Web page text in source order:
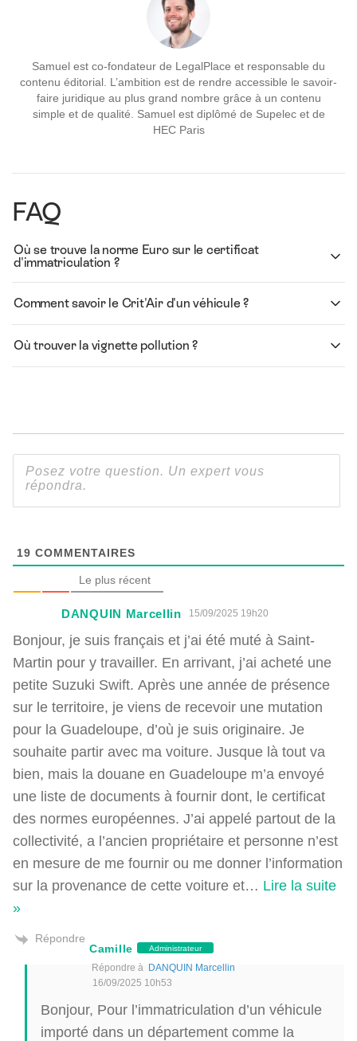
Samuel est co-fondateur de LegalPlace et responsable du
contenu éditorial. L’ambition est de rendre accessible le savoir-
faire juridique au plus grand nombre grâce à un contenu
simple et de qualité. Samuel est diplômé de Supelec et de
HEC Paris
FAQ
Où se trouve la norme Euro sur le certificat
d'immatriculation ?
Comment savoir le Crit'Air d'un véhicule ?
Où trouver la vignette pollution ?
19 COMMENTAIRES
Le plus récent
DANQUIN Marcellin 15/09/2025 19h20
Bonjour, je suis français et j’ai été muté à Saint-
Martin pour y travailler. En arrivant, j’ai acheté une
petite Suzuki Swift. Après une année de présence
sur le territoire, je viens de recevoir une mutation
pour la Guadeloupe, d’où je suis originaire. Je
souhaite partir avec ma voiture. Jusque là tout va
bien, mais la douane en Guadeloupe m’a envoyé
une liste de documents à fournir dont, le certificat
des normes européennes. J’ai appelé partout de la
collectivité, a l’ancien propriétaire et personne n’est
en mesure de me fournir ou me donner l’information
sur la provenance de cette voiture et… Lire la suite
»
Répondre
Camille Administrateur
Répondre à DANQUIN Marcellin
16/09/2025 10h53
Bonjour, Pour l’immatriculation d’un véhicule
importé dans un département comme la